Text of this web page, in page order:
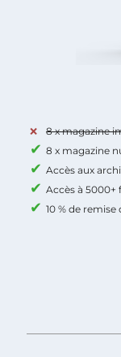
8 x magazine
8 x magazine
Accès aux
Accès à 5000+
10 % de